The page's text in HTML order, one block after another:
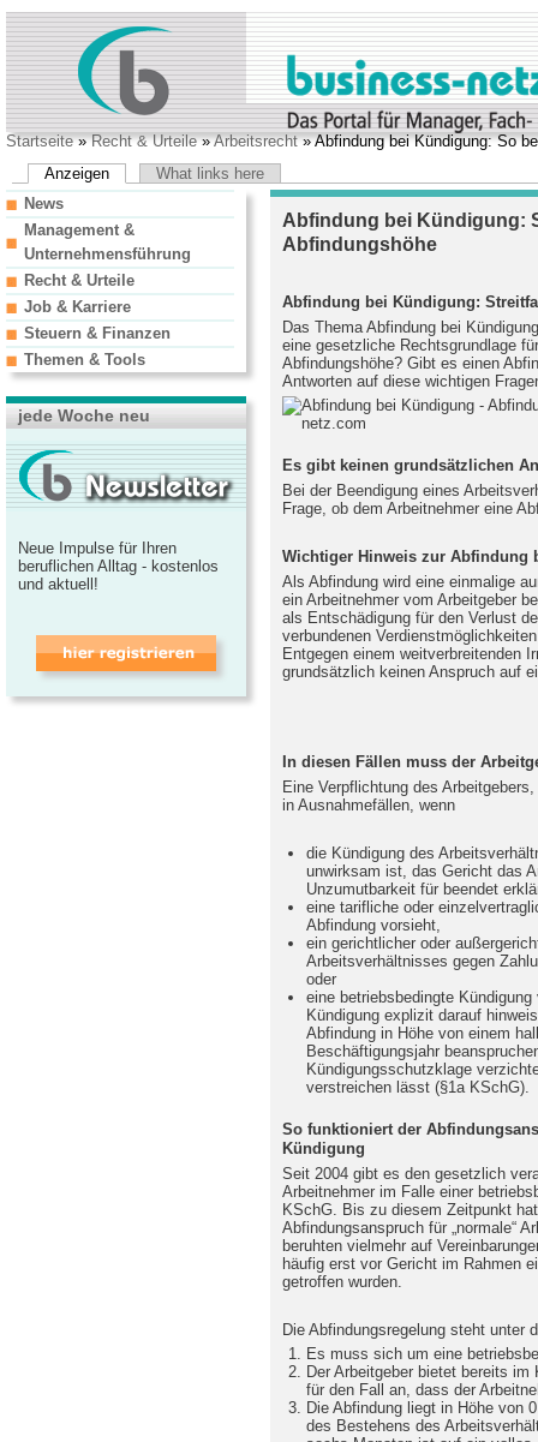
Startseite»Recht & Urteile»Arbeitsrecht» Abfindung bei Kündigung: So
Anzeigen
What links here
Abfindung bei Kündigung:
Abfindungshöhe
Abfindung bei Kündigung:
Das Thema Abfindung bei
eine gesetzliche Rechtsgrundlage
Abfindungshöhe? Gibt es einen
Antworten auf diese wichtigen
Es gibt keinen grundsätzlichen
Bei der Beendigung eines
Frage, ob dem Arbeitnehmer eine
Wichtiger Hinweis zur Abfindung
Als Abfindung wird eine einmalige
ein Arbeitnehmer vom Arbeitgeber
als Entschädigung für den Verlust
verbundenen
Entgegen einem weitverbreitenden
grundsätzlich keinen Anspruch auf
In diesen Fällen muss der
Eine Verpflichtung des
in Ausnahmefällen, wenn
die Kündigung des
unwirksam ist, das Gericht das
Unzumutbarkeit für beendet
eine tarifliche oder
Abfindung vorsieht,
ein gerichtlicher oder
Arbeitsverhältnisses gegen
oder
eine betriebsbedingte
Kündigung explizit darauf
Abfindung in Höhe von einem
Beschäftigungsjahr
Kündigungsschutzklage
verstreichen lässt (§1a KSchG).
So funktioniert der
Kündigung
Seit 2004 gibt es den gesetzlich
Arbeitnehmer im Falle einer
KSchG. Bis zu diesem Zeitpunkt
Abfindungsanspruch für „normale“
beruhten vielmehr auf
häufig erst vor Gericht im Rahmen
getroffen wurden.
Die Abfindungsregelung steht unter
Es muss sich um eine
Der Arbeitgeber bietet bereits im
für den Fall an, dass der
Die Abfindung liegt in Höhe von
des Bestehens des
News
Management &
Unternehmensführung
Recht & Urteile
Job & Karriere
Steuern & Finanzen
Themen & Tools
jede Woche neu
Neue Impulse für Ihren
beruflichen Alltag - kostenlos
und aktuell!